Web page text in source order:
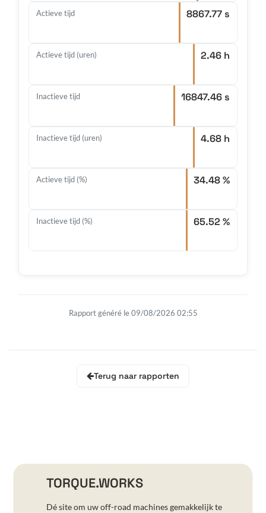
Actieve tijd 8867.77 s
Actieve tijd (uren) 2.46 h
Inactieve tijd 16847.46 s
Inactieve tijd (uren) 4.68 h
Actieve tijd (%) 34.48 %
Inactieve tijd (%) 65.52 %
Rapport généré le 09/08/2026 02:55
Terug naar rapporten
TORQUE.WORKS
Dé site om uw off-road machines gemakkelijk te